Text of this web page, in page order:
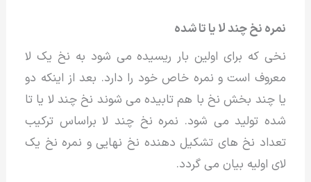
نمره نخ چند لا یا تا شده
نخی که برای اولین بار ریسیده می شود به نخ یک لا
معروف است و نمره خاص خود را دارد. بعد از اینکه دو
یا چند بخش نخ با هم تابیده می شوند نخ چند لا یا تا
شده تولید می شود. نمره نخ چند لا براساس ترکیب
تعداد نخ های تشکیل دهنده نخ نهایی و نمره نخ یک
لای اولیه بیان می گردد.